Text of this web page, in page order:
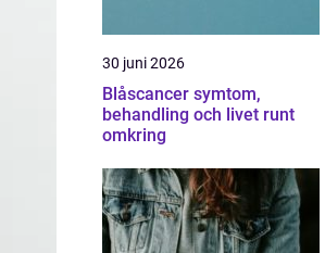
30 juni 2026
Blåscancer symtom,
behandling och livet runt
omkring